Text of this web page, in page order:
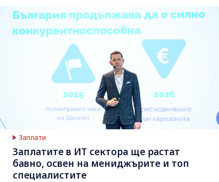
Заплати
Заплатите в ИТ сектора ще растат
бавно, освен на мениджърите и топ
специалистите